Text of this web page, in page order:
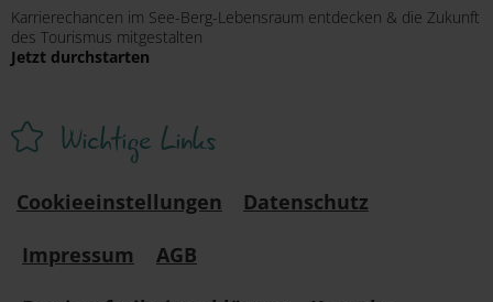
Karrierechancen im See-Berg-Lebensraum entdecken & die Zukunft
des Tourismus mitgestalten
Jetzt durchstarten
Wichtige Links
Cookieeinstellungen
Datenschutz
Impressum
AGB